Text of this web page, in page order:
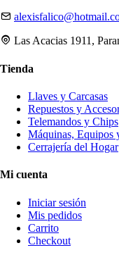
Las Acacias 1911,
Tienda
Llaves y Carcasas
Repuestos y
Telemandos y Chips
Máquinas, Equipos
Cerrajería del Hogar
Mi cuenta
Iniciar sesión
Mis pedidos
Carrito
Checkout